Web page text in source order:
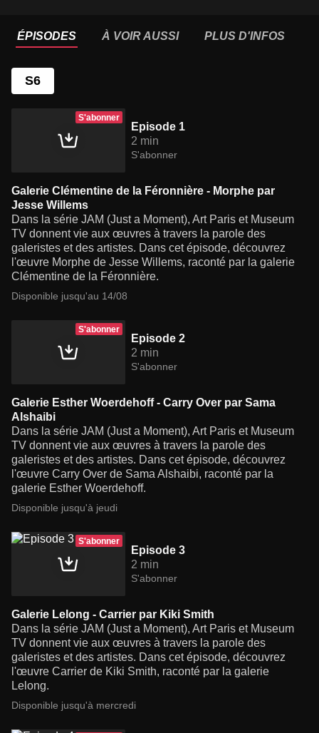
ÉPISODES À VOIR AUSSI PLUS D'INFOS
S6
S'abonner
Episode 1
2 min
S'abonner
Galerie Clémentine de la Féronnière - Morphe par
Jesse Willems
Dans la série JAM (Just a Moment), Art Paris et Museum
TV donnent vie aux œuvres à travers la parole des
galeristes et des artistes. Dans cet épisode, découvrez
l'œuvre Morphe de Jesse Willems, raconté par la galerie
Clémentine de la Féronnière.
Disponible jusqu'au 14/08
S'abonner
Episode 2
2 min
S'abonner
Galerie Esther Woerdehoff - Carry Over par Sama
Alshaibi
Dans la série JAM (Just a Moment), Art Paris et Museum
TV donnent vie aux œuvres à travers la parole des
galeristes et des artistes. Dans cet épisode, découvrez
l'œuvre Carry Over de Sama Alshaibi, raconté par la
galerie Esther Woerdehoff.
Disponible jusqu'à jeudi
S'abonner
Episode 3
2 min
S'abonner
Galerie Lelong - Carrier par Kiki Smith
Dans la série JAM (Just a Moment), Art Paris et Museum
TV donnent vie aux œuvres à travers la parole des
galeristes et des artistes. Dans cet épisode, découvrez
l'œuvre Carrier de Kiki Smith, raconté par la galerie
Lelong.
Disponible jusqu'à mercredi